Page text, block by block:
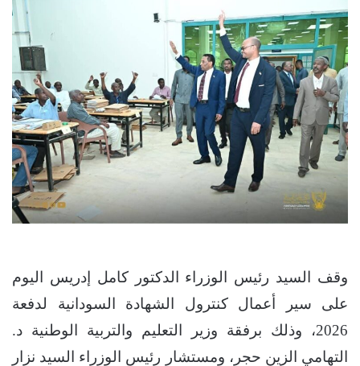
وقف السيد رئيس الوزراء الدكتور كامل إدريس اليوم
على سير أعمال كنترول الشهادة السودانية لدفعة
2026، وذلك برفقة وزير التعليم والتربية الوطنية د.
التهامي الزين حجر، ومستشار رئيس الوزراء السيد نزار